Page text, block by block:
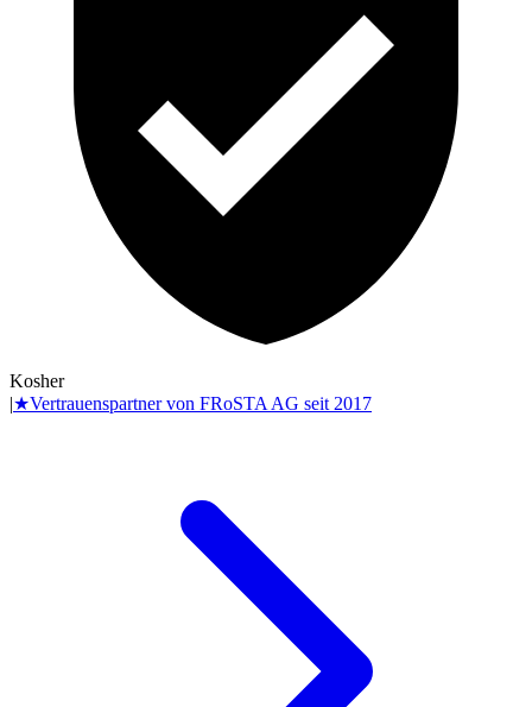
Kosher
|★Vertrauenspartner von FRoSTA AG seit 2017